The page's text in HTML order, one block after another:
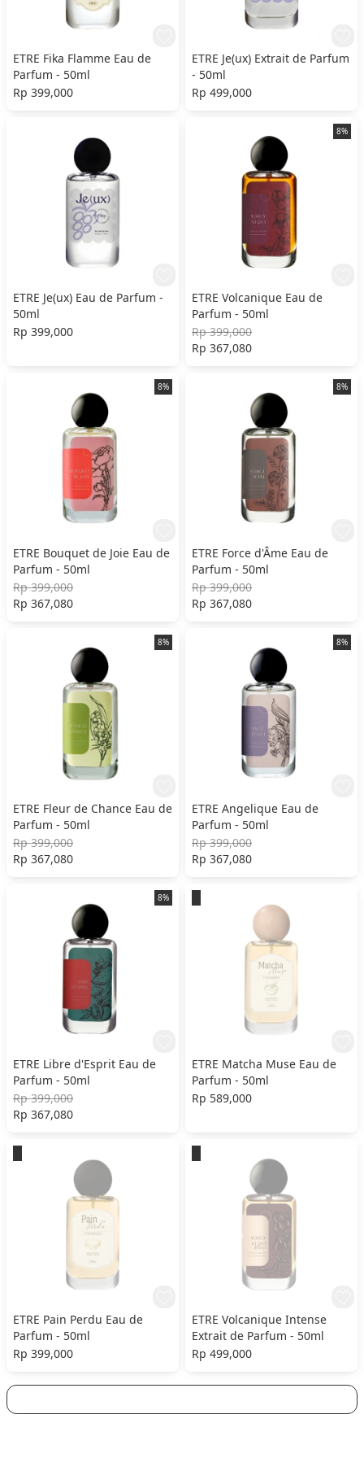
ETRE Fika Flamme Eau de
Parfum - 50ml
Rp 399,000
ETRE Je(ux) Extrait de Parfum
- 50ml
Rp 499,000
ETRE Je(ux) Eau de Parfum -
50ml
Rp 399,000
8%
ETRE Volcanique Eau de
Parfum - 50ml
Rp 399,000
Rp 367,080
8%
ETRE Bouquet de Joie Eau de
Parfum - 50ml
Rp 399,000
Rp 367,080
8%
ETRE Force d'Âme Eau de
Parfum - 50ml
Rp 399,000
Rp 367,080
8%
ETRE Fleur de Chance Eau de
Parfum - 50ml
Rp 399,000
Rp 367,080
8%
ETRE Angelique Eau de
Parfum - 50ml
Rp 399,000
Rp 367,080
8%
ETRE Libre d'Esprit Eau de
Parfum - 50ml
Rp 399,000
Rp 367,080
ETRE Matcha Muse Eau de
Parfum - 50ml
Rp 589,000
ETRE Pain Perdu Eau de
Parfum - 50ml
Rp 399,000
ETRE Volcanique Intense
Extrait de Parfum - 50ml
Rp 499,000